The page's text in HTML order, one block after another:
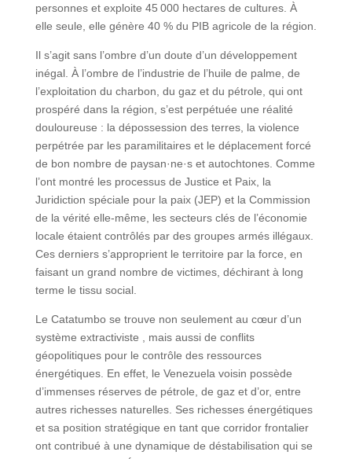
personnes et exploite 45 000 hectares de cultures. À
elle seule, elle génère 40 % du PIB agricole de la région.
Il s’agit sans l’ombre d’un doute d’un développement
inégal. À l’ombre de l’industrie de l’huile de palme, de
l’exploitation du charbon, du gaz et du pétrole, qui ont
prospéré dans la région, s’est perpétuée une réalité
douloureuse : la dépossession des terres, la violence
perpétrée par les paramilitaires et le déplacement forcé
de bon nombre de paysan·ne·s et autochtones. Comme
l’ont montré les processus de Justice et Paix, la
Juridiction spéciale pour la paix (JEP) et la Commission
de la vérité elle-même, les secteurs clés de l’économie
locale étaient contrôlés par des groupes armés illégaux.
Ces derniers s’approprient le territoire par la force, en
faisant un grand nombre de victimes, déchirant à long
terme le tissu social.
Le Catatumbo se trouve non seulement au cœur d’un
système extractiviste , mais aussi de conflits
géopolitiques pour le contrôle des ressources
énergétiques. En effet, le Venezuela voisin possède
d’immenses réserves de pétrole, de gaz et d’or, entre
autres richesses naturelles. Ses richesses énergétiques
et sa position stratégique en tant que corridor frontalier
ont contribué à une dynamique de déstabilisation qui se